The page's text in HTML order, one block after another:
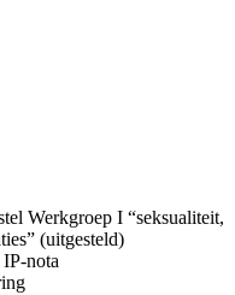
Werkgroep I “seksualiteit,
(uitgesteld)
nota